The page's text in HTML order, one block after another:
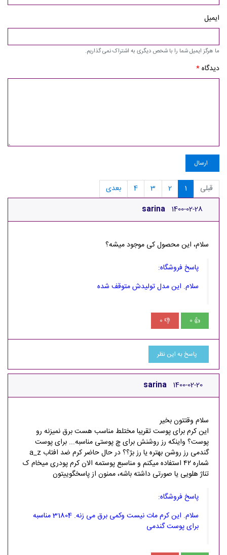
ایمیل
ما هرگز ایمیل شما را با شخص دیگری به اشتراک نمی گذاریم.
دیدگاه*
ارسال
قبلی 1
2
3
4
بعدی
sarina 1400-02-28
سلام، این محصول کی موجود میشه؟
پاسخ فروشگاه:
سلام. این مدل تولیدش متوقف شده
👍
0
👎
0
پاسخ به این نظر
sarina 1400-02-20
سلام وقتتون بخیر
این کرم برای پوست تقریبا مختلط مناسب هست برق نمیزنه رو
پوست؟ واینکه رز روشنش برای چ پوستی مناسبه... برای پوست
گندمی رز روشن بهتره یا رز بژ؟؟ در حال حاضر کرم ضد افتاب a_z
شماره ۴۲ استفاده میکنم و مناسبع پوستمه الان کرم پودری میخام ک
تناژ هلویی یا صورتی داشته باشه، ممنون از پاسخگوییتون
پاسخ فروشگاه:
سلام. این کرم مات نیست وکمی برق می زنه. 31804 مناسبه
برای پوست گندمی